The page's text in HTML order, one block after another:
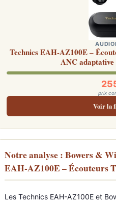
Technics EAH-AZ100E –
ANC
prix
Voir la
Notre analyse : Bowers &
EAH-AZ100E – Écouteurs
Les Technics EAH-AZ100E et